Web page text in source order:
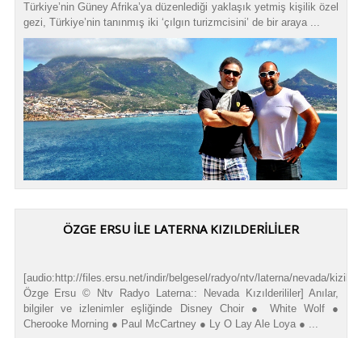
Türkiye’nin Güney Afrika’ya düzenlediği yaklaşık yetmiş kişilik özel
gezi, Türkiye’nin tanınmış iki ‘çılgın turizmcisini’ de bir araya ...
ÖZGE ERSU İLE LATERNA KIZILDERİLİLER
[audio:http://files.ersu.net/indir/belgesel/radyo/ntv/laterna/nevada/
Özge Ersu © Ntv Radyo Laterna:: Nevada Kızılderililer] Anılar,
bilgiler ve izlenimler eşliğinde Disney Choir ● White Wolf ●
Cherooke Morning ● Paul McCartney ● Ly O Lay Ale Loya ● ...